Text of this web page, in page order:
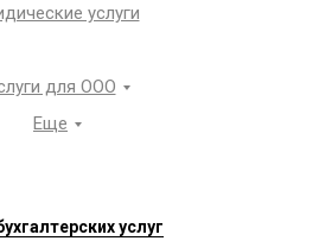
услуги
для ООО
Еще
услуг